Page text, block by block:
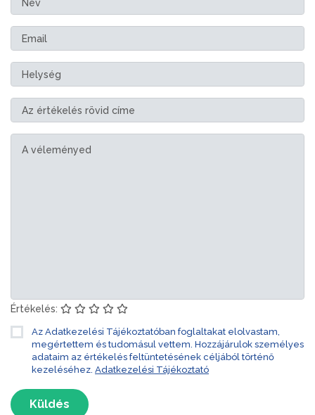
Értékelés:
Az Adatkezelési Tájékoztatóban foglaltakat elolvastam,
megértettem és tudomásul vettem. Hozzájárulok személyes
adataim az értékelés feltüntetésének céljából történő
kezeléséhez. Adatkezelési Tájékoztató
Küldés